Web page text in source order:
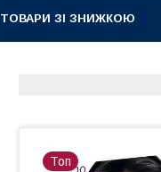
ТОВАРИ ЗІ ЗНИЖКОЮ
Топ